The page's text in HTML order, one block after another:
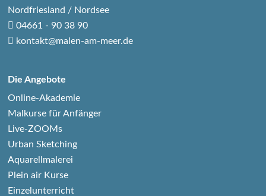
Nordfriesland / Nordsee
04661 - 90 38 90
kontakt@malen-am-meer.de
Die Angebote
Online-Akademie
Malkurse für Anfänger
Live-ZOOMs
Urban Sketching
Aquarellmalerei
Plein air Kurse
Einzelunterricht